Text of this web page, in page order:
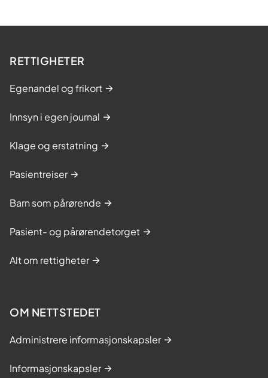
RETTIGHETER
Egenandel og frikort
Innsyn i egen journal
Klage og erstatning
Pasientreiser
Barn som pårørende
Pasient- og pårørendetorget
Alt om rettigheter
OM NETTSTEDET
Administrere informasjonskapsler
Informasjonskapsler